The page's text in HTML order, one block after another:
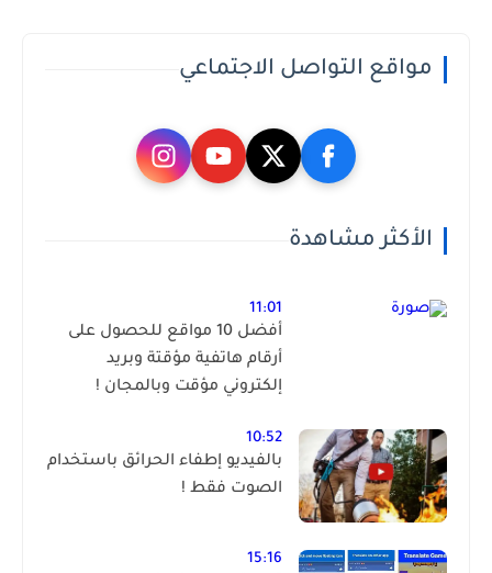
مواقع التواصل الاجتماعي
الأكثر مشاهدة
11:01
أفضل 10 مواقع للحصول على
أرقام هاتفية مؤقتة وبريد
إلكتروني مؤقت وبالمجان !
10:52
بالفيديو إطفاء الحرائق باستخدام
الصوت فقط !
15:16